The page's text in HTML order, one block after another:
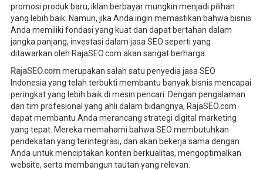
promosi produk baru, iklan berbayar mungkin menjadi pilihan
yang lebih baik. Namun, jika Anda ingin memastikan bahwa bisnis
Anda memiliki fondasi yang kuat dan dapat bertahan dalam
jangka panjang, investasi dalam jasa SEO seperti yang
ditawarkan oleh RajaSEO.com akan sangat berharga.
RajaSEO.commerupakan salah satu penyedia jasa SEO
Indonesia yang telah terbukti membantu banyak bisnis mencapai
peringkat yang lebih baik di mesin pencari. Dengan pengalaman
dan tim profesional yang ahli dalam bidangnya, RajaSEO.com
dapat membantu Anda merancang strategi digital marketing
yang tepat. Mereka memahami bahwa SEO membutuhkan
pendekatan yang terintegrasi, dan akan bekerja sama dengan
Anda untuk menciptakan konten berkualitas, mengoptimalkan
website, serta membangun tautan yang relevan.